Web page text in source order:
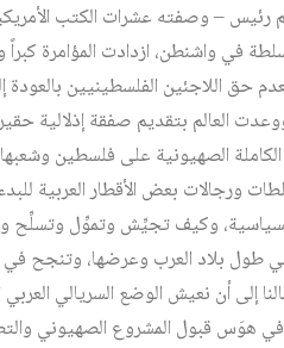
رئيس – وصفته عشرات الكتب
في واشنطن، ازدادت المؤامرة
حق اللاجئين الفلسطينيين
ووعدت العالم بتقديم صفقة
الكاملة الصهيونية على فلسطين
ورجالات بعض الأقطار العربية
وكيف تجيِّش وتموِّل وتسلِّح
في طول بلاد العرب وعرضها، وتنجح
إلى أن نعيش الوضع السريالي
قبول المشروع الصهيوني